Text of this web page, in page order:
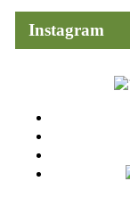
Instagram